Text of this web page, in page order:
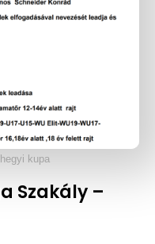
kupa
Szakály –